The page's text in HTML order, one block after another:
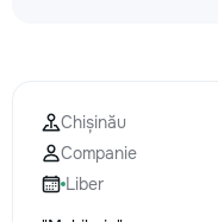
Chișinău
Companie
Liber